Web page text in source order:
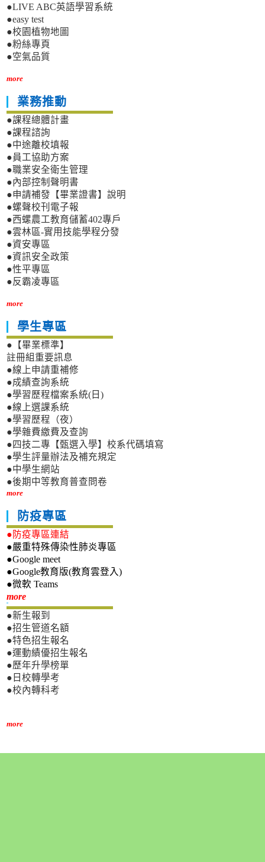
●LIVE ABC英語學習系統
●easy test
●校園植物地圖
●粉絲專頁
●空氣品質
more
業務推動
●課程總體計畫
●課程諮詢
●中途離校填報
●員工協助方案
●職業安全衛生管理
●內部控制聲明書
●申請補發【畢業證書】說明
●螺聲校刊電子報
●西螺農工教育儲蓄402專戶
●雲林區-實用技能學程分發
●資安專區
●資訊安全政策
●性平專區
●反霸凌專區
more
學生專區
●【畢業標準】
註冊組重要訊息
●線上申請重補修
●成績查詢系統
●學習歷程檔案系統(日)
●線上選課系統
●學習歷程（夜）
●學雜費繳費及查詢
●四技二專【甄選入學】校系代碼填寫
●學生評量辦法及補充規定
●中學生網站
●後期中等教育普查問卷
more
防疫專區
●防疫專區連結
●嚴重特殊傳染性肺炎專區
●Google meet
●Google教育版(教育雲登入)
●微軟 Teams
more新生專區
●新生報到
●招生管道名額
●特色招生報名
●運動績優招生報名
●歷年升學榜單
●日校轉學考
●校內轉科考
more